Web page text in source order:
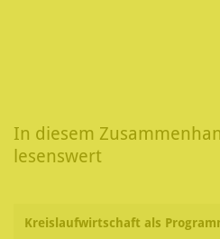
In diesem
lesenswert
Kreislaufwirtschaft als